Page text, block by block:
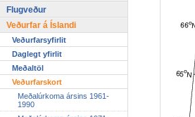
Flugveður
Veðurfar á Íslandi
Veðurfarsyfirlit
Daglegt yfirlit
Meðaltöl
Veðurfarskort
Meðalúrkoma ársins 1961-
1990